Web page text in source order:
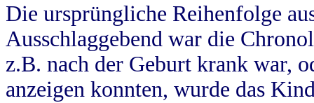
Die ursprüngliche Reihenfolge
Ausschlaggebend war die
z.B. nach der Geburt krank war,
anzeigen konnten, wurde das